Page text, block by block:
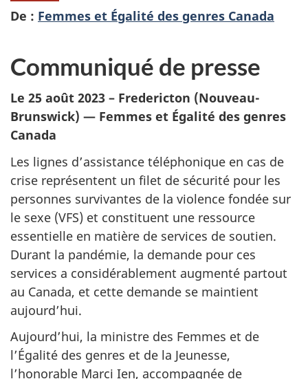
De : Femmes et Égalité des genres Canada
Communiqué de presse
Le 25 août 2023 – Fredericton (Nouveau-
Brunswick) — Femmes et Égalité des genres
Canada
Les lignes d’assistance téléphonique en cas de
crise représentent un filet de sécurité pour les
personnes survivantes de la violence fondée sur
le sexe (VFS) et constituent une ressource
essentielle en matière de services de soutien.
Durant la pandémie, la demande pour ces
services a considérablement augmenté partout
au Canada, et cette demande se maintient
aujourd’hui.
Aujourd’hui, la ministre des Femmes et de
l’Égalité des genres et de la Jeunesse,
l’honorable Marci Ien, accompagnée de